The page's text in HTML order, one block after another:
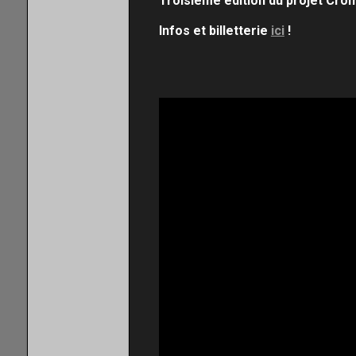
Infos et billetterie ici!